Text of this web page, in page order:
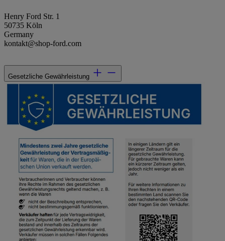
Henry Ford Str. 1
50735 Köln
Germany
kontakt@shop-ford.com
Gesetzliche Gewährleistung